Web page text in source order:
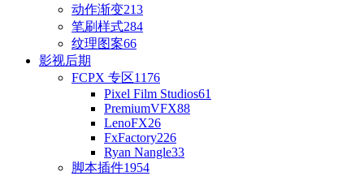
动作渐变213
笔刷样式284
纹理图案66
影视后期
FCPX 专区1176
Pixel Film Studios61
PremiumVFX88
LenoFX26
FxFactory226
Ryan Nangle33
脚本插件1954